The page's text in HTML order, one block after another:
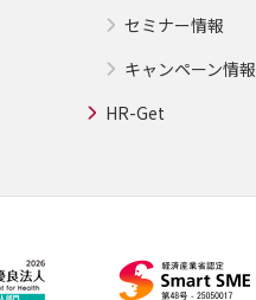
セミナー情報
キャンペーン情報
HR-Get